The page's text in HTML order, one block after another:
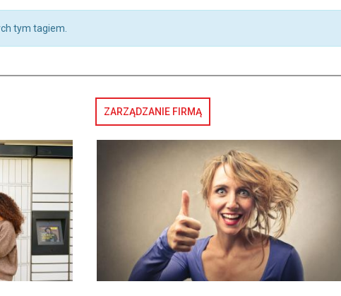
tym tagiem.
ZARZĄDZANIE FIRMĄ